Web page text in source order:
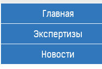
Главная
Экспертизы
Новости